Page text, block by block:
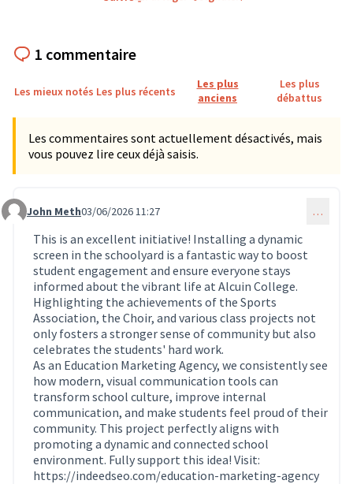
1 commentaire
Les mieux notés Les plus récents
Les plus
anciens
Les plus
débattus
Les commentaires sont actuellement désactivés, mais
vous pouvez lire ceux déjà saisis.
Commentaire 1953
John Meth03/06/2026 11:27 …
This is an excellent initiative! Installing a dynamic
screen in the schoolyard is a fantastic way to boost
student engagement and ensure everyone stays
informed about the vibrant life at Alcuin College.
Highlighting the achievements of the Sports
Association, the Choir, and various class projects not
only fosters a stronger sense of community but also
celebrates the students' hard work.
As an Education Marketing Agency, we consistently see
how modern, visual communication tools can
transform school culture, improve internal
communication, and make students feel proud of their
community. This project perfectly aligns with
promoting a dynamic and connected school
environment. Fully support this idea! Visit:
https://indeedseo.com/education-marketing-agency